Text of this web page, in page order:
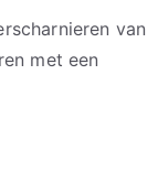
van
met een